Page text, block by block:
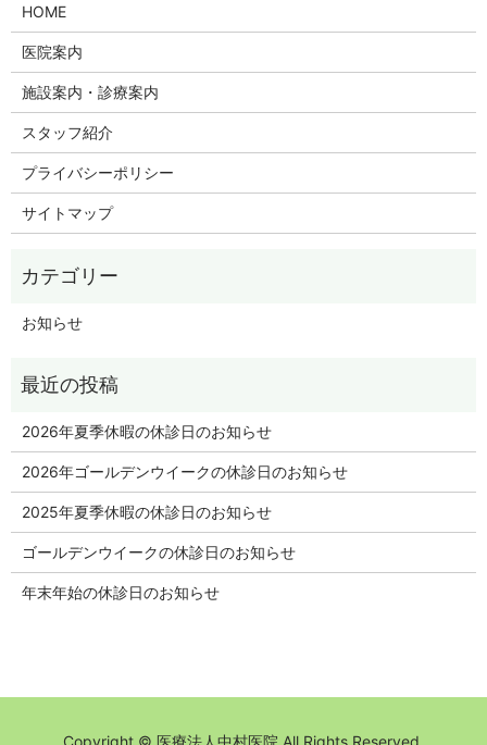
HOME
医院案内
施設案内・診療案内
スタッフ紹介
プライバシーポリシー
サイトマップ
お知らせ
2026年夏季休暇の休診日のお知らせ
2026年ゴールデンウイークの休診日のお知らせ
2025年夏季休暇の休診日のお知らせ
ゴールデンウイークの休診日のお知らせ
年末年始の休診日のお知らせ